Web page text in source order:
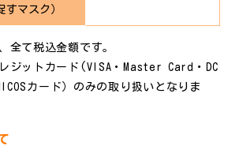
すマスク）
全て税込金額です。
ジットカード(VISA・Master Card・DC
カード）のみの取り扱いとなりま